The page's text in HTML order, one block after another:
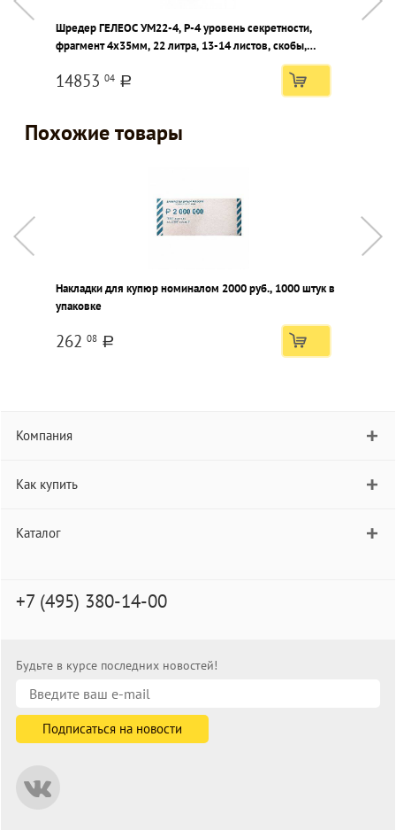
Шредер ГЕЛЕОС УМ22-4, P-4 уровень секретности,
фрагмент 4х35мм, 22 литра, 13-14 листов, скобы,
14853 04 a
Похожие товары
Накладки для купюр номиналом 2000 руб., 1000 штук в
упаковке
262 08 a
Компания
Как купить
Каталог
+7 (495) 380-14-00
Будьте в курсе последних новостей!